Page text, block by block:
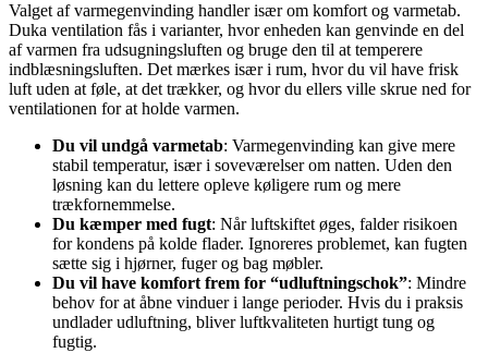
Valget af varmegenvinding handler især om komfort og varmetab.
Duka ventilation fås i varianter, hvor enheden kan genvinde en del
af varmen fra udsugningsluften og bruge den til at temperere
indblæsningsluften. Det mærkes især i rum, hvor du vil have frisk
luft uden at føle, at det trækker, og hvor du ellers ville skrue ned for
ventilationen for at holde varmen.
Du vil undgå varmetab: Varmegenvinding kan give mere
stabil temperatur, især i soveværelser om natten. Uden den
løsning kan du lettere opleve køligere rum og mere
trækfornemmelse.
Du kæmper med fugt: Når luftskiftet øges, falder risikoen
for kondens på kolde flader. Ignoreres problemet, kan fugten
sætte sig i hjørner, fuger og bag møbler.
Du vil have komfort frem for “udluftningschok”: Mindre
behov for at åbne vinduer i lange perioder. Hvis du i praksis
undlader udluftning, bliver luftkvaliteten hurtigt tung og
fugtig.